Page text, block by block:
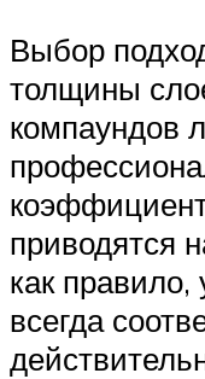
Выбор
толщины
компаундов
приводятся
как
всегда